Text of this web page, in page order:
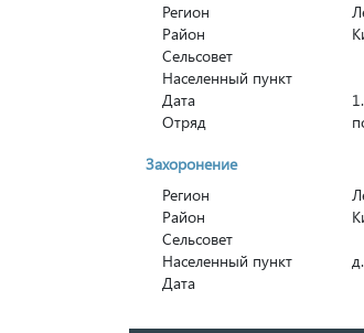
Регион
Район
Сельсовет
Населенный пункт
Дата
Отряд
Захоронение
Регион
Район
Сельсовет
Населенный пункт
Дата